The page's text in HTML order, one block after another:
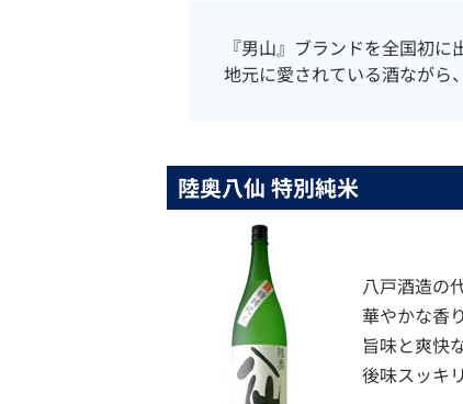
『男山』ブランドを全国初に
地元に愛されている酒ながら
陸奥八仙 特別純米
八戸酒造の
華やかな香
旨味と爽快
後味スッキ